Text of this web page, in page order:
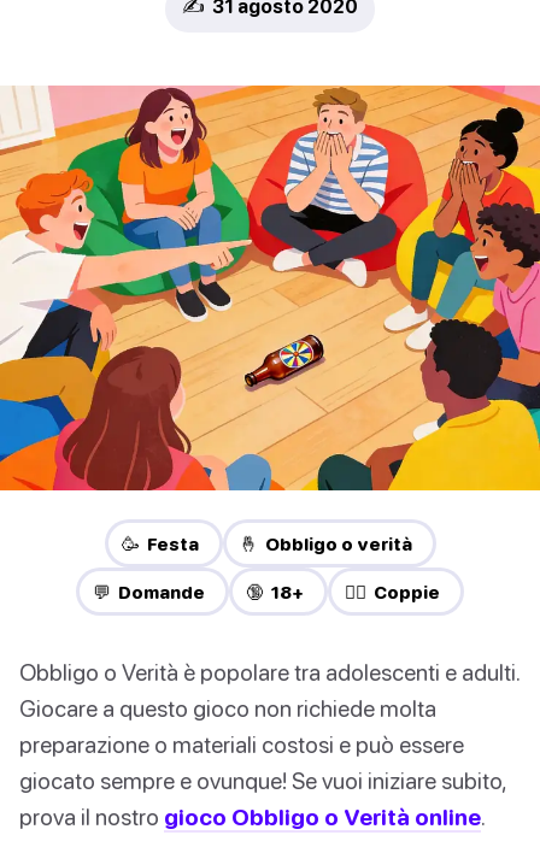
✍️ 31 agosto 2020
🥳 Festa 🤞 Obbligo o verità
💬 Domande 🔞 18+ ❤️‍🔥 Coppie
Obbligo o Verità è popolare tra adolescenti e adulti.
Giocare a questo gioco non richiede molta
preparazione o materiali costosi e può essere
giocato sempre e ovunque! Se vuoi iniziare subito,
prova il nostro gioco Obbligo o Verità online.